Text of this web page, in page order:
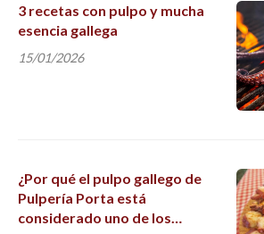
3 recetas con pulpo y mucha
esencia gallega
15/01/2026
¿Por qué el pulpo gallego de
Pulpería Porta está
considerado uno de los